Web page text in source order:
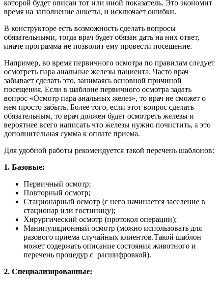
которой будет описан тот или иной показатель. Это экономит
время на заполнение анкеты, и исключает ошибки.
В конструкторе есть возможность сделать вопросы
обязательными, тогда врач будет обязан дать на них ответ,
иначе программа не позволит ему провести посещение.
Например, во время первичного осмотра по правилам следует
осмотреть пара анальные железы пациента. Часто врач
забывает сделать это, занимаясь основной причиной
посещения. Если в шаблоне первичного осмотра задать
вопрос «Осмотр пара анальных желез», то врач не сможет о
нем просто забыть. Более того, если этот вопрос сделать
обязательным, то врач должен будет осмотреть железы и
вероятнее всего написать что железы нужно почистить, а это
дополнительная сумма к оплате приема.
Для удобной работы рекомендуется такой перечень шаблонов:
1. Базовые:
Первичный осмотр;
Повторный осмотр;
Стационарный осмотр (с него начинается заселение в
стационар или гостиницу);
Хирургический осмотр (протокол операции);
Манипуляционный осмотр (можно использовать для
разового приема случайных клиентов.Такой шаблон
может содержать описание состояния животного и
перечень процедур с расшифровкой).
2. Специализированные: